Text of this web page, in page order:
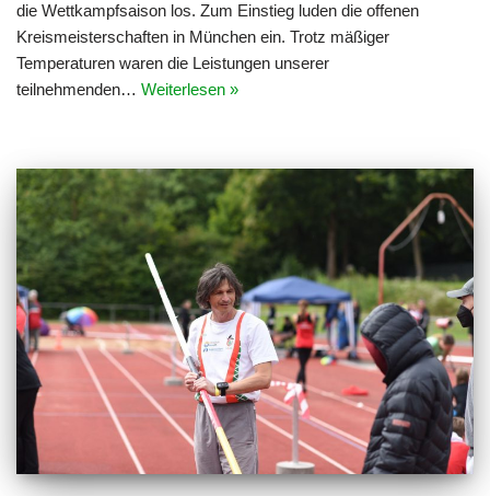
die Wettkampfsaison los. Zum Einstieg luden die offenen
Kreismeisterschaften in München ein. Trotz mäßiger
Temperaturen waren die Leistungen unserer
teilnehmenden… Weiterlesen »